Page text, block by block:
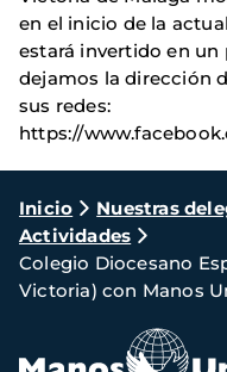
en el inicio de la
estará invertido en un
dejamos la dirección
sus redes:
https://
Ruta
de
navegación
Inicio Nuestras
Actividades
Colegio Diocesano
Victoria) con Manos